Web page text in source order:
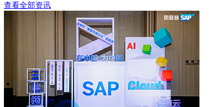
查看全部资讯